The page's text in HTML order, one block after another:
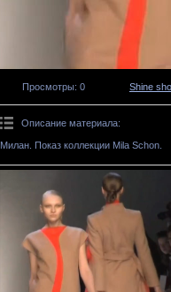
Просмотры: 0 Shine
Описание материала:
Милан. Показ коллекции Mila Schon.